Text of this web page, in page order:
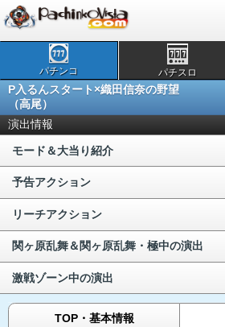
パチンコ パチスロ
P入るんスタート×織田信奈の野望
（高尾）
演出情報
モード＆大当り紹介
予告アクション
リーチアクション
関ヶ原乱舞＆関ヶ原乱舞・極中の演出
激戦ゾーン中の演出
TOP・基本情報